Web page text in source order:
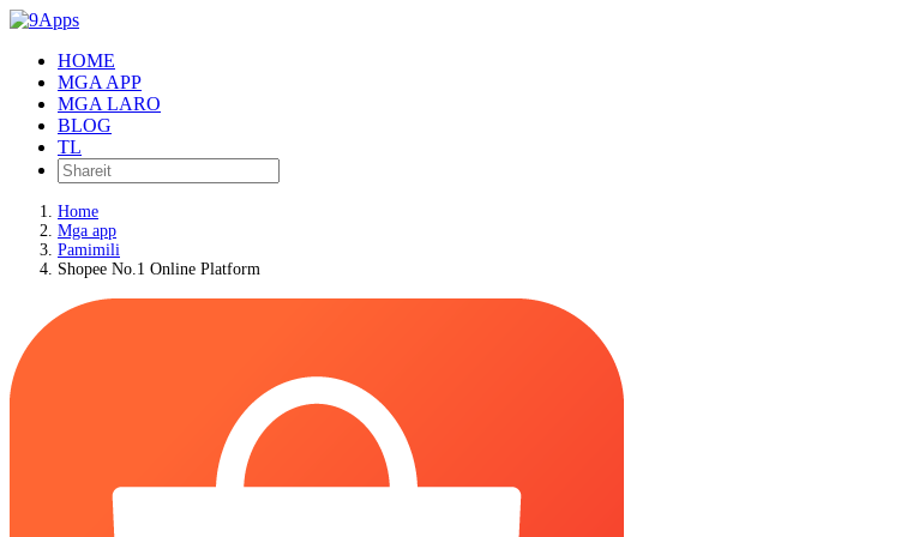
HOME
MGA APP
MGA LARO
BLOG
TL
Home
Mga app
Pamimili
Shopee No.1 Online Platform